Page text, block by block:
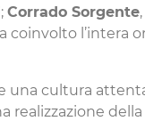
; Corrado Sorgente
l’intera
cultura